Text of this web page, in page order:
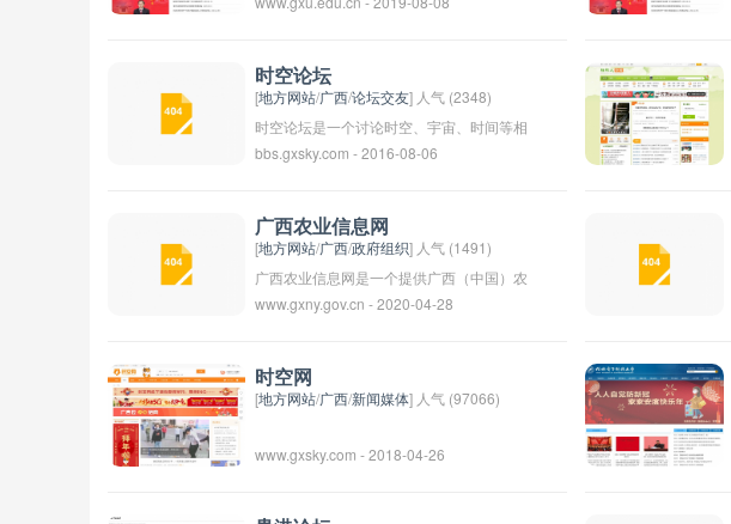
时空论坛
[地方网站/广西/论坛交友] 人气 (2348)
时空论坛是一个讨论时空、宇宙、时间等相
关话题的在线论坛。在这个论坛上，人们可
的奥秘，交流关于宇宙和时间的知识。这个
论坛吸引了很多对时空领域感兴趣的人，他
们在这里可以找到志同道合的伙伴，一起探
讨未知的世界。时空论坛也是一个交流学习
享，拓展自己的知识和视野，深入探索宇宙
的奥秘。
bbs.gxsky.com - 2016-08-06
广西农业信息网
[地方网站/广西/政府组织] 人气 (1491)
广西农业信息网是一个提供广西（中国）农
业信息的网站，涵盖农业政策法规、农业产
户可以通过该网站获取到广西农业的最新动
态和信息，了解农业发展的趋势和政策支
于为广西的农业从业者和农业爱好者提供全
新。
www.gxny.gov.cn - 2020-04-28
时空网
[地方网站/广西/新闻媒体] 人气 (97066)
www.gxsky.com - 2018-04-26